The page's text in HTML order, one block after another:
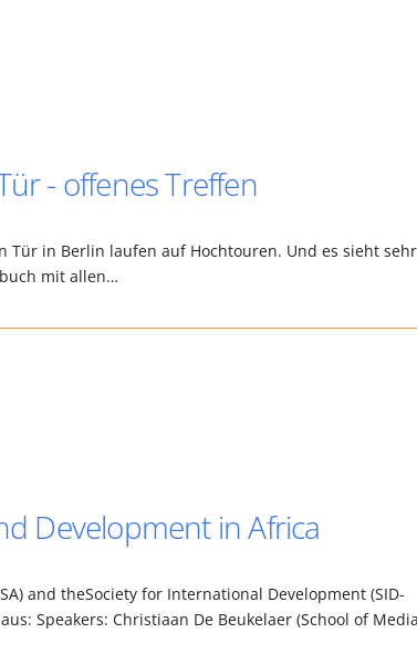
- offenes Treffen
Tür in Berlin laufen auf Hochtouren. Und es sieht
mit allen…
Development in Africa
and theSociety for International Development (SID-
Speakers: Christiaan De Beukelaer (School of